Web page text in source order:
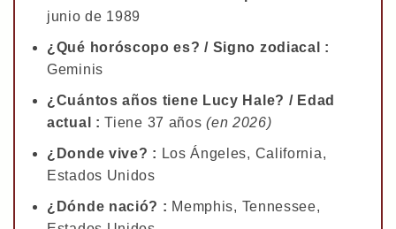
junio de 1989
¿Qué horóscopo es? / Signo zodiacal :
Geminis
¿Cuántos años tiene Lucy Hale? / Edad
actual :Tiene 37 años(en 2026)
¿Donde vive? : Los Ángeles, California,
Estados Unidos
¿Dónde nació? : Memphis, Tennessee,